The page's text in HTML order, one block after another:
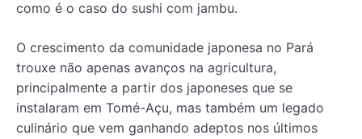
como é o caso do sushi com jambu.
O crescimento da comunidade japonesa no Pará
trouxe não apenas avanços na agricultura,
principalmente a partir dos japoneses que se
instalaram em Tomé-Açu, mas também um legado
culinário que vem ganhando adeptos nos últimos